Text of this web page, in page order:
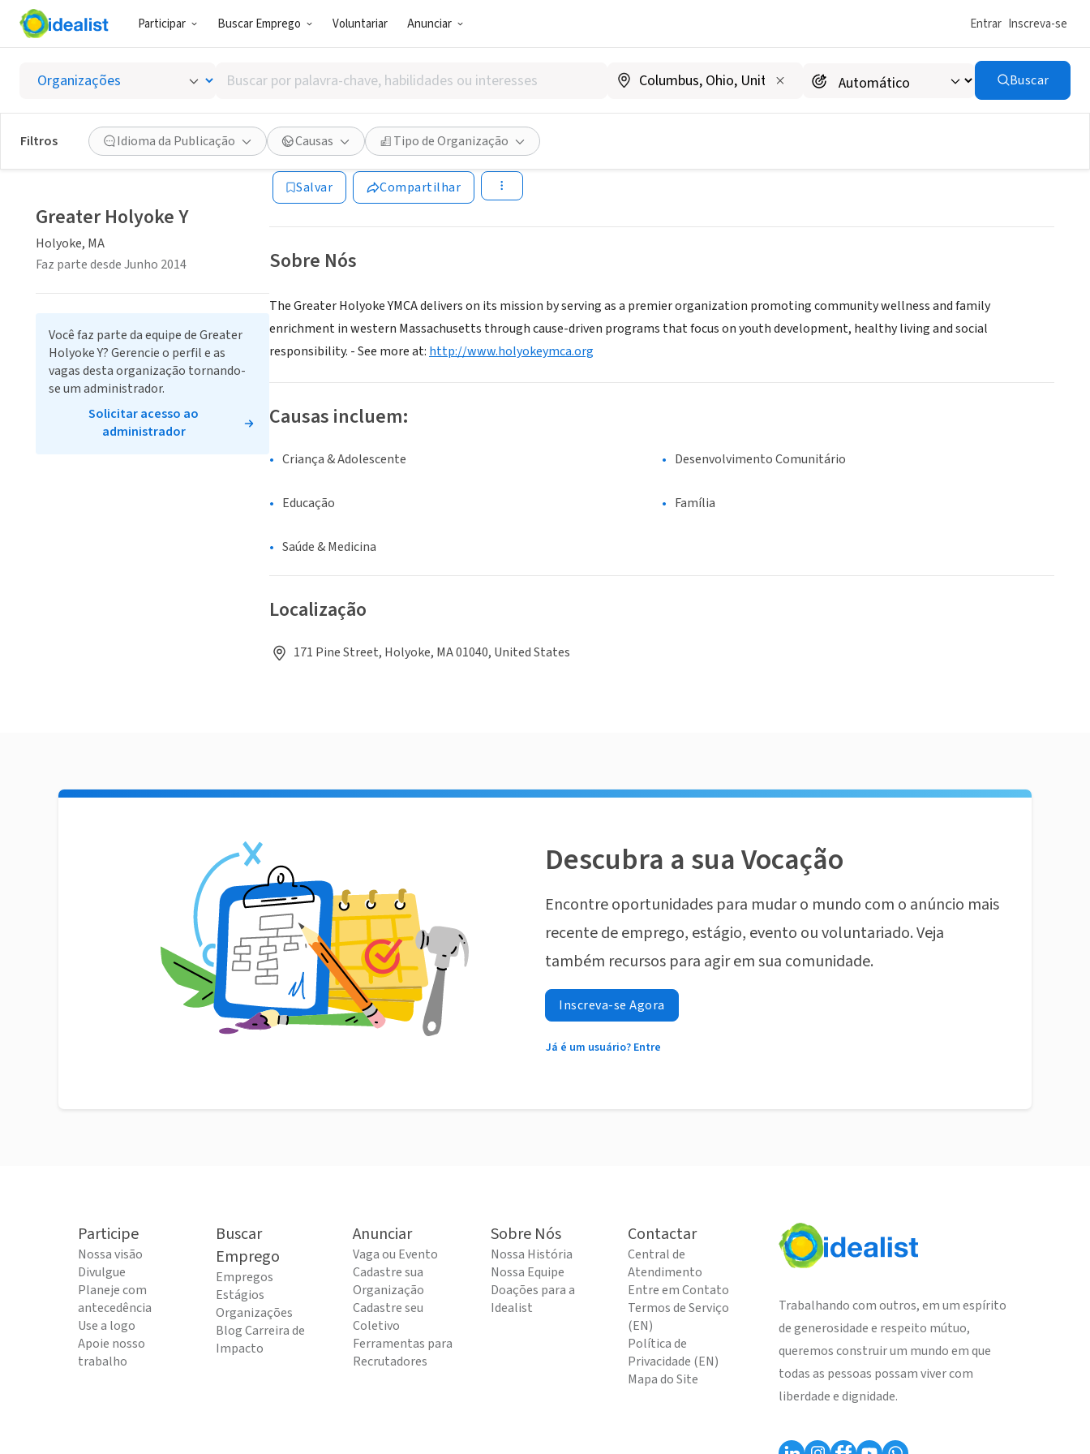
Participar Buscar Emprego Voluntariar Anunciar Entrar Inscreva-se
Buscar
por
palavra-
chave,
habilidades
ou
interesses
Buscar
Filtros Idioma da Publicação Causas Tipo de Organização
Greater Holyoke Y
Holyoke, MA |www.holyokeurbanbikeshop.org
Salvar Compartilhar
Sobre Nós
The Greater Holyoke YMCA delivers on its mission by serving as a premier organization promoting community wellness and family
enrichment in western Massachusetts through cause-driven programs that focus on youth development, healthy living and social
responsibility. - See more at: http://www.holyokeymca.org
Causas incluem:
Criança & Adolescente Desenvolvimento Comunitário
Educação Família
Saúde & Medicina
Localização
171 Pine Street, Holyoke, MA 01040, United States
Greater Holyoke Y
Holyoke, MA
Faz parte desde Junho 2014
Você faz parte da equipe de Greater
Holyoke Y? Gerencie o perfil e as
vagas desta organização tornando-
se um administrador.
Solicitar acesso ao
administrador
Descubra a sua Vocação
Encontre oportunidades para mudar o mundo com o anúncio mais
recente de emprego, estágio, evento ou voluntariado. Veja
também recursos para agir em sua comunidade.
Inscreva-se Agora
Já é um usuário? Entre
Participe
Nossa visão
Divulgue
Planeje com
antecedência
Use a logo
Apoie nosso
trabalho
Buscar
Emprego
Empregos
Estágios
Organizações
Blog Carreira de
Impacto
Anunciar
Vaga ou Evento
Cadastre sua
Organização
Cadastre seu
Coletivo
Ferramentas para
Recrutadores
Sobre Nós
Nossa História
Nossa Equipe
Doações para a
Idealist
Contactar
Central de
Atendimento
Entre em Contato
Termos de Serviço
(EN)
Política de
Privacidade (EN)
Mapa do Site
Trabalhando com outros, em um espírito
de generosidade e respeito mútuo,
queremos construir um mundo em que
todas as pessoas possam viver com
liberdade e dignidade.